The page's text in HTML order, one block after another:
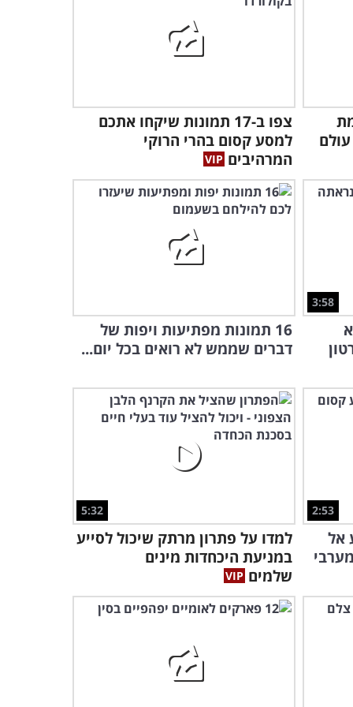
קרנבל מתחת למים - שמורת
2:28
חברות מדהימה בין פילה
יתומה לכלבה שננטשה
צפו ב-17 תמונות שיקחו אתכם
למסע קסום בהרי הרוקי
המרהיבים
3:58
16 תמונות מפתיעות ויפות של
דברים שממש לא רואים בכל יום...
2:53
אל
5:32
למדו על פתרון מרתק שיכול לסייע
במניעת היכחדות מינים
שלמים